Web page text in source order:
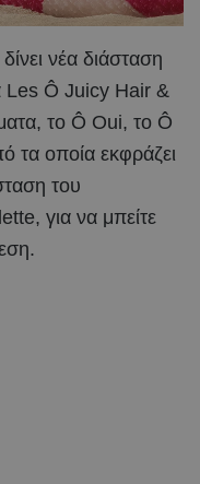
νέα διάσταση
Les Ô Juicy Hair &
το Ô Oui, το Ô
τα οποία εκφράζει
του
για να μπείτε